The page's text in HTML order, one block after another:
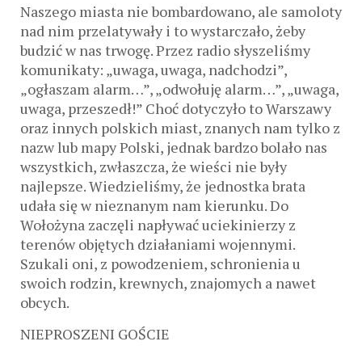
Naszego miasta nie bombardowano, ale samoloty
nad nim przelatywały i to wystarczało, żeby
budzić w nas trwogę. Przez radio słyszeliśmy
komunikaty: „uwaga, uwaga, nadchodzi”,
„ogłaszam alarm…”, „odwołuję alarm…”, „uwaga,
uwaga, przeszedł!” Choć dotyczyło to Warszawy
oraz innych polskich miast, znanych nam tylko z
nazw lub mapy Polski, jednak bardzo bolało nas
wszystkich, zwłaszcza, że wieści nie były
najlepsze. Wiedzieliśmy, że jednostka brata
udała się w nieznanym nam kierunku. Do
Wołożyna zaczęli napływać uciekinierzy z
terenów objętych działaniami wojennymi.
Szukali oni, z powodzeniem, schronienia u
swoich rodzin, krewnych, znajomych a nawet
obcych.
NIEPROSZENI GOŚCIE